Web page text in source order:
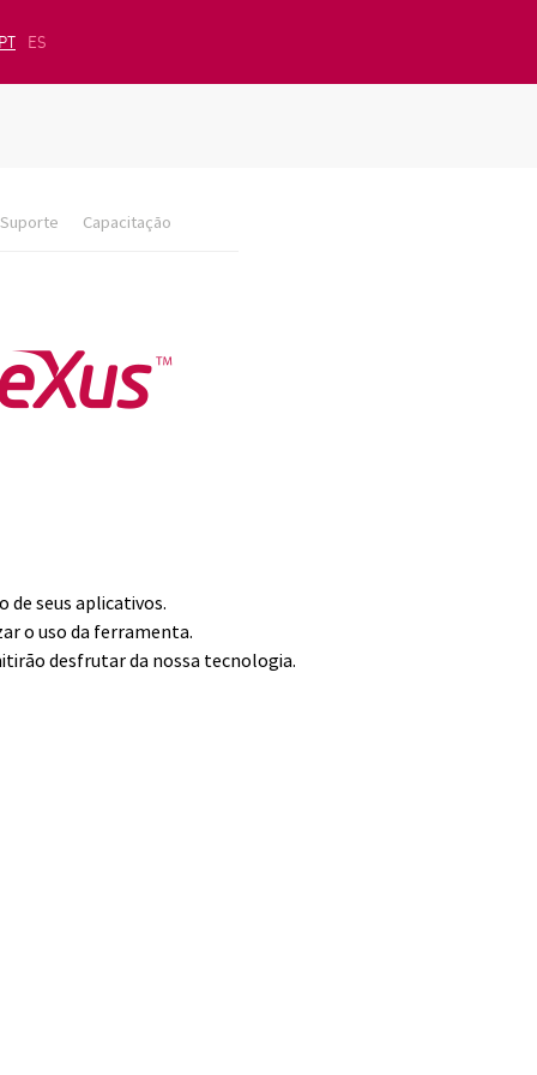
ES
Suporte Capacitação
de seus aplicativos.
o uso da ferramenta.
desfrutar da nossa tecnologia.